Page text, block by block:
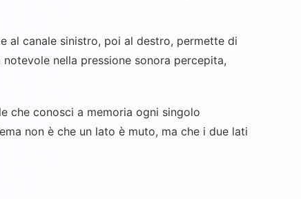
al canale sinistro, poi al destro, permette di
nella pressione sonora percepita,
che conosci a memoria ogni singolo
non è che un lato è muto, ma che i due lati